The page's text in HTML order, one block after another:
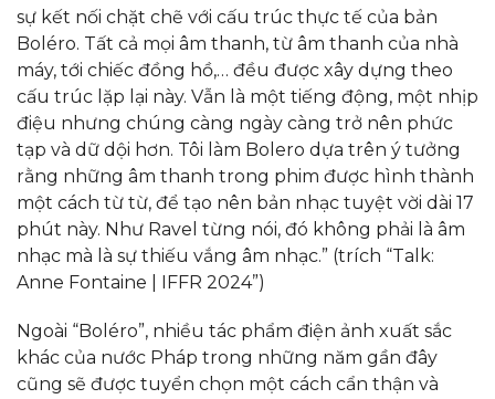
sự kết nối chặt chẽ với cấu trúc thực tế của bản
Boléro. Tất cả mọi âm thanh, từ âm thanh của nhà
máy, tới chiếc đồng hồ,… đều được xây dựng theo
cấu trúc lặp lại này. Vẫn là một tiếng động, một nhịp
điệu nhưng chúng càng ngày càng trở nên phức
tạp và dữ dội hơn. Tôi làm Bolero dựa trên ý tưởng
rằng những âm thanh trong phim được hình thành
một cách từ từ, để tạo nên bản nhạc tuyệt vời dài 17
phút này. Như Ravel từng nói, đó không phải là âm
nhạc mà là sự thiếu vắng âm nhạc.” (trích “Talk:
Anne Fontaine | IFFR 2024”)
Ngoài “Boléro”, nhiều tác phẩm điện ảnh xuất sắc
khác của nước Pháp trong những năm gần đây
cũng sẽ được tuyển chọn một cách cẩn thận và